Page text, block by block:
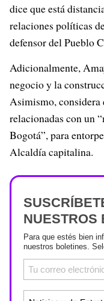
dice que está
relaciones políticas
defensor del Pueblo
Adicionalmente,
negocio y la
Asimismo, considera
relacionadas con un
Bogotá”, para
Alcaldía capitalina.
NUESTROS
Para que estés bien
nuestros boletines.